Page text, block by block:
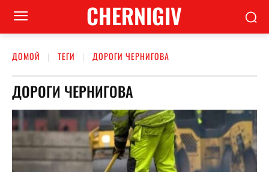
CHERNIGIV
ДОМОЙ ТЕГИ ДОРОГИ ЧЕРНИГОВА
ДОРОГИ ЧЕРНИГОВА